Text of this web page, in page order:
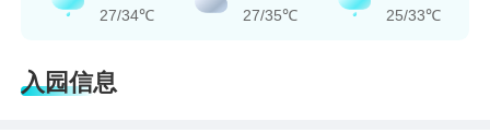
27/34℃ 27/35℃ 25/33℃
入园信息